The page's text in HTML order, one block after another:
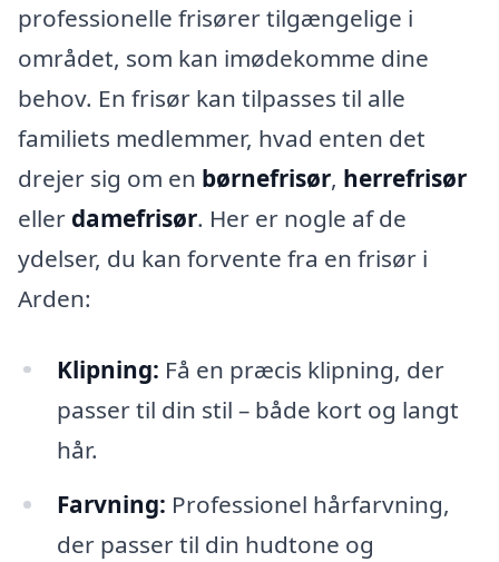
professionelle frisører tilgængelige i
området, som kan imødekomme dine
behov. En frisør kan tilpasses til alle
familiets medlemmer, hvad enten det
drejer sig om en børnefrisør, herrefrisør
eller damefrisør. Her er nogle af de
ydelser, du kan forvente fra en frisør i
Arden:
Klipning: Få en præcis klipning, der
passer til din stil – både kort og langt
hår.
Farvning: Professionel hårfarvning,
der passer til din hudtone og